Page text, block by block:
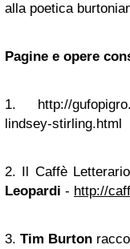
alla poetica
Pagine e opere
1. http://
lindsey-stirling.html
2. Il Caffè
Leopardi - http://
3. Tim Burton